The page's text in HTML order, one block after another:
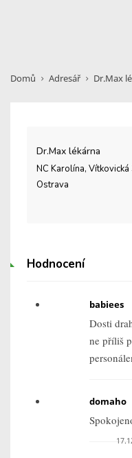
Domů Adresář Dr.Max
Dr.Max lékárna
NC Karolína,
Ostrava
Hodnocení
babiees
Dosti
ne příliš
domaho